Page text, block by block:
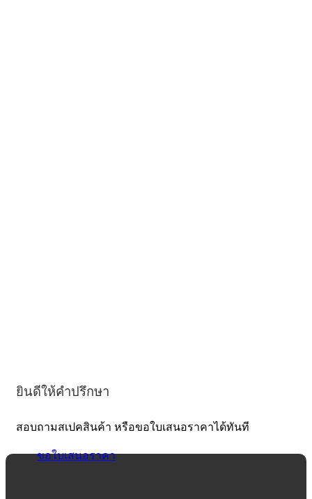
ยินดีให้คำปรึกษา
สอบถามสเปคสินค้า หรือขอใบเสนอราคาได้ทันที
ขอใบเสนอราคา